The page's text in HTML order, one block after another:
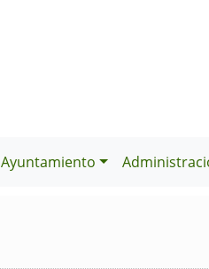
Ayuntamiento